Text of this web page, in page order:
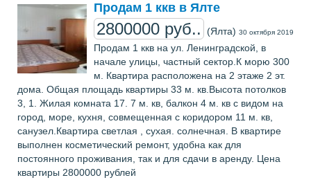
Продам 1 ккв в Ялте
2800000 руб.. (Ялта) 30 октября 2019
Продам 1 ккв на ул. Ленинградской, в
начале улицы, частный сектор.К морю 300
м. Квартира расположена на 2 этаже 2 эт.
дома. Общая площадь квартиры 33 м. кв.Высота потолков
3, 1. Жилая комната 17. 7 м. кв, балкон 4 м. кв с видом на
город, море, кухня, совмещенная с коридором 11 м. кв,
санузел.Квартира светлая , сухая. солнечная. В квартире
выполнен косметический ремонт, удобна как для
постоянного проживания, так и для сдачи в аренду. Цена
квартиры 2800000 рублей